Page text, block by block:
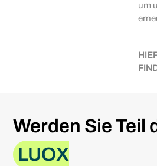
um
Werden Sie Teil
LUOX